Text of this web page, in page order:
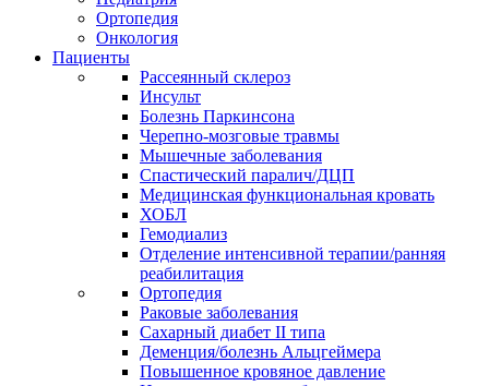
Ортопедия
Онкология
Пациенты
Рассеянный склероз
Инсульт
Болезнь Паркинсона
Черепно-мозговые травмы
Мышечные заболевания
Спастический паралич/ДЦП
Медицинская функциональная кровать
ХОБЛ
Гемодиализ
Отделение интенсивной терапии/ранняя
реабилитация
Ортопедия
Раковые заболевания
Сахарный диабет II типа
Деменция/болезнь Альцгеймера
Повышенное кровяное давление